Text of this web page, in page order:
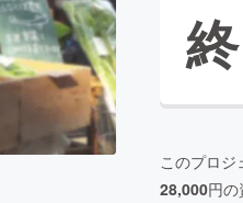
machi-yaコミュニティ
このプロジ
28,000円の